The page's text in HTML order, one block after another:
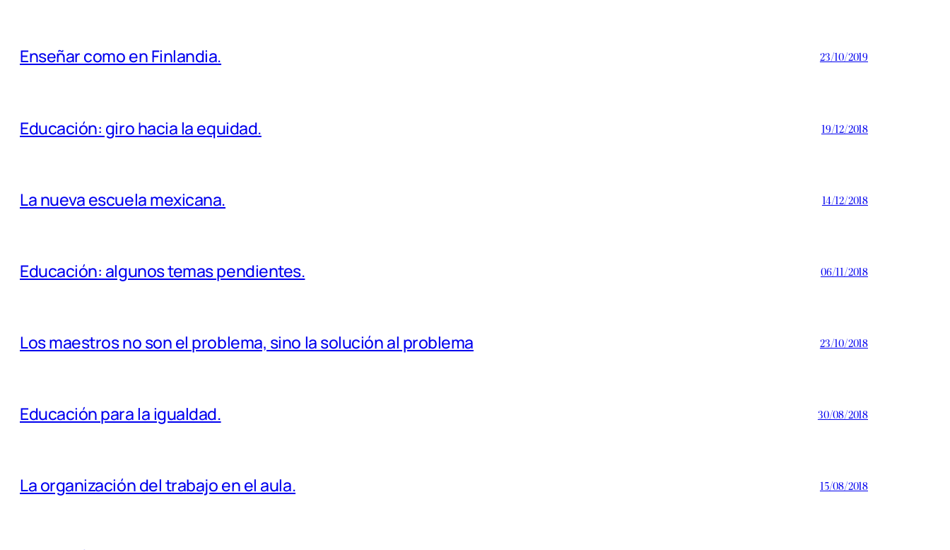
Enseñar como en Finlandia. 23/10/2019
Educación: giro hacia la equidad. 19/12/2018
La nueva escuela mexicana. 14/12/2018
Educación: algunos temas pendientes. 06/11/2018
Los maestros no son el problema, sino la solución al problema 23/10/2018
Educación para la igualdad. 30/08/2018
La organización del trabajo en el aula. 15/08/2018